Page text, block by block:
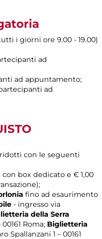
i giorni ore 9.00 - 19.00)
ad
ad appuntamento;
ad
con le seguenti
box dedicato e € 1,00
fino ad esaurimento
- ingresso via
della Serra
Roma; Biglietteria
Spallanzani 1 – 00161